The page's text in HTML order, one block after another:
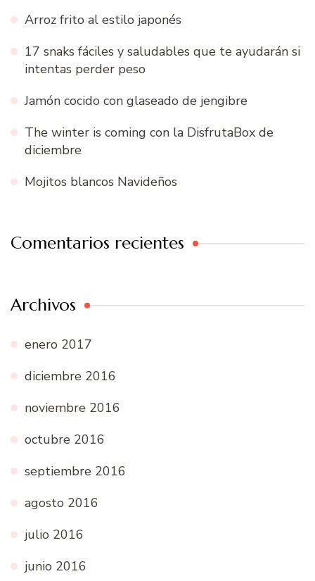
Arroz frito al estilo japonés
17 snaks fáciles y saludables que te ayudarán si
intentas perder peso
Jamón cocido con glaseado de jengibre
The winter is coming con la DisfrutaBox de
diciembre
Mojitos blancos Navideños
Comentarios recientes
Archivos
enero 2017
diciembre 2016
noviembre 2016
octubre 2016
septiembre 2016
agosto 2016
julio 2016
junio 2016